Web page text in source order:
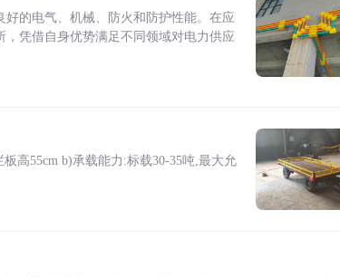
的电气、机械、防火和防护性能。在应
凭借自身优势满足不同领域对电力供应
高55cm b)承载能力:标载30-35吨,最大允